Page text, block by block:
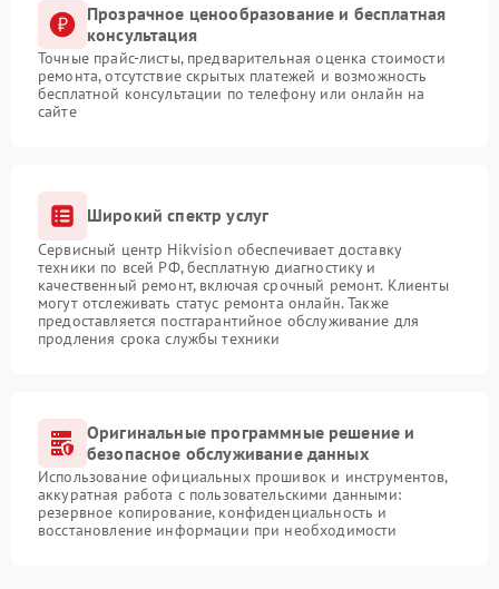
Прозрачное ценообразование и бесплатная
консультация
Точные прайс-листы, предварительная оценка стоимости
ремонта, отсутствие скрытых платежей и возможность
бесплатной консультации по телефону или онлайн на
сайте
Широкий спектр услуг
Сервисный центр Hikvision обеспечивает доставку
техники по всей РФ, бесплатную диагностику и
качественный ремонт, включая срочный ремонт. Клиенты
могут отслеживать статус ремонта онлайн. Также
предоставляется постгарантийное обслуживание для
продления срока службы техники
Оригинальные программные решение и
безопасное обслуживание данных
Использование официальных прошивок и инструментов,
аккуратная работа с пользовательскими данными:
резервное копирование, конфиденциальность и
восстановление информации при необходимости